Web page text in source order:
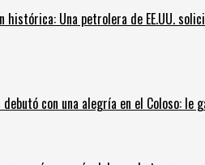
histórica: Una petrolera de EE.UU.
debutó con una alegría en el Coloso: